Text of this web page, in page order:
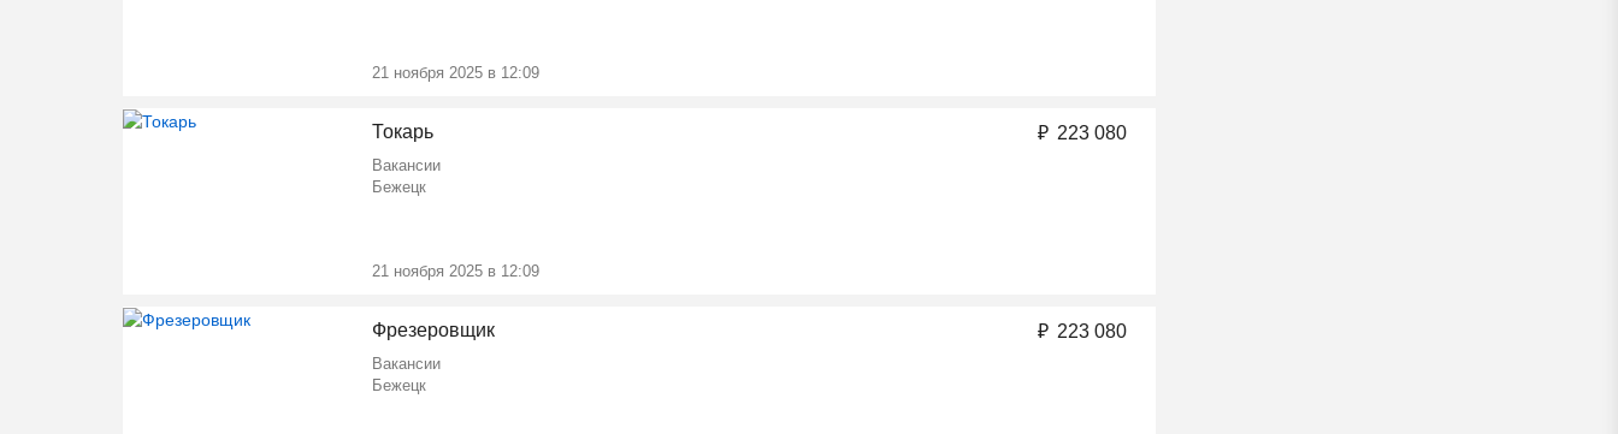
21 ноября 2025 в 12:09
Токарь
Вакансии
Бежецк
21 ноября 2025 в 12:09
₽ 223 080
Фрезеровщик
Вакансии
Бежецк
₽ 223 080